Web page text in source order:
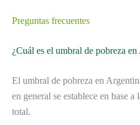
Preguntas frecuentes
¿Cuál es el umbral de pobreza
El umbral de pobreza en
en general se establece en base
total.